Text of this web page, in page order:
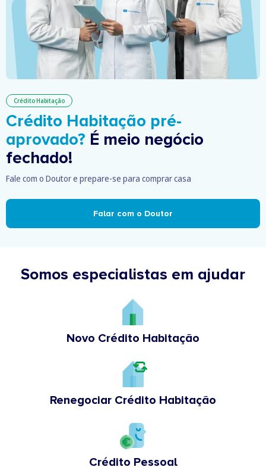
Crédito Habitação
Crédito Habitação pré-
aprovado? É meio negócio
fechado!
Fale com o Doutor e prepare-se para comprar casa
Falar com o Doutor
Somos especialistas em ajudar
Novo Crédito Habitação
Renegociar Crédito Habitação
Crédito Pessoal